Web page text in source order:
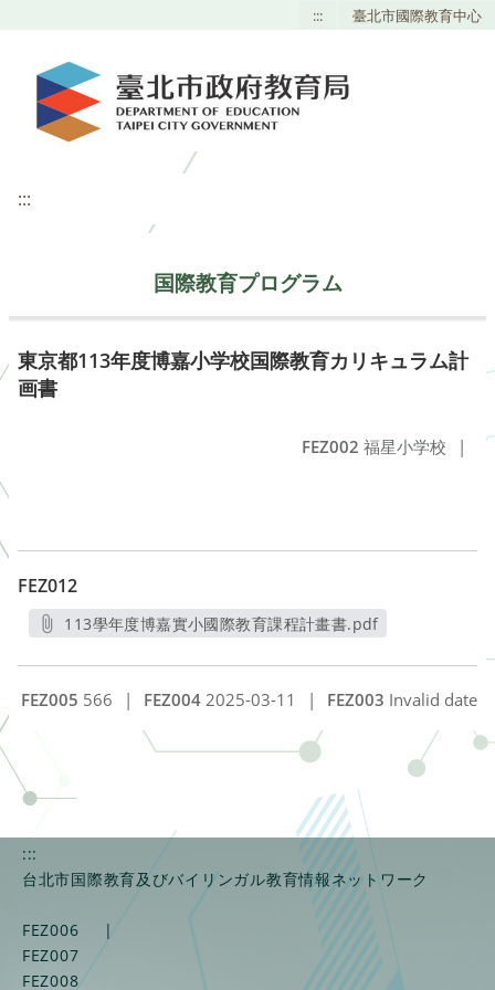
::: 臺北市國際教育中心
:::
国際教育プログラム
東京都113年度博嘉小学校国際教育カリキュラム計
画書
FEZ002 福星小学校 |
FEZ012
113學年度博嘉實小國際教育課程計畫書.pdf
FEZ003 Invalid date
FEZ004 2025-03-11 |
FEZ005 566 |
:::
台北市国際教育及びバイリンガル教育情報ネットワーク
FEZ006
|
FEZ007
FEZ008